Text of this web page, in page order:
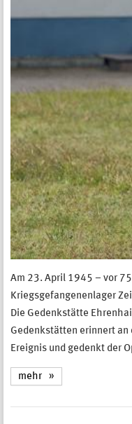
Am 23. April 1945 – vor
Kriegsgefangenenlager
Die Gedenkstätte
Gedenkstätten erinnert an
Ereignis und gedenkt der
mehr